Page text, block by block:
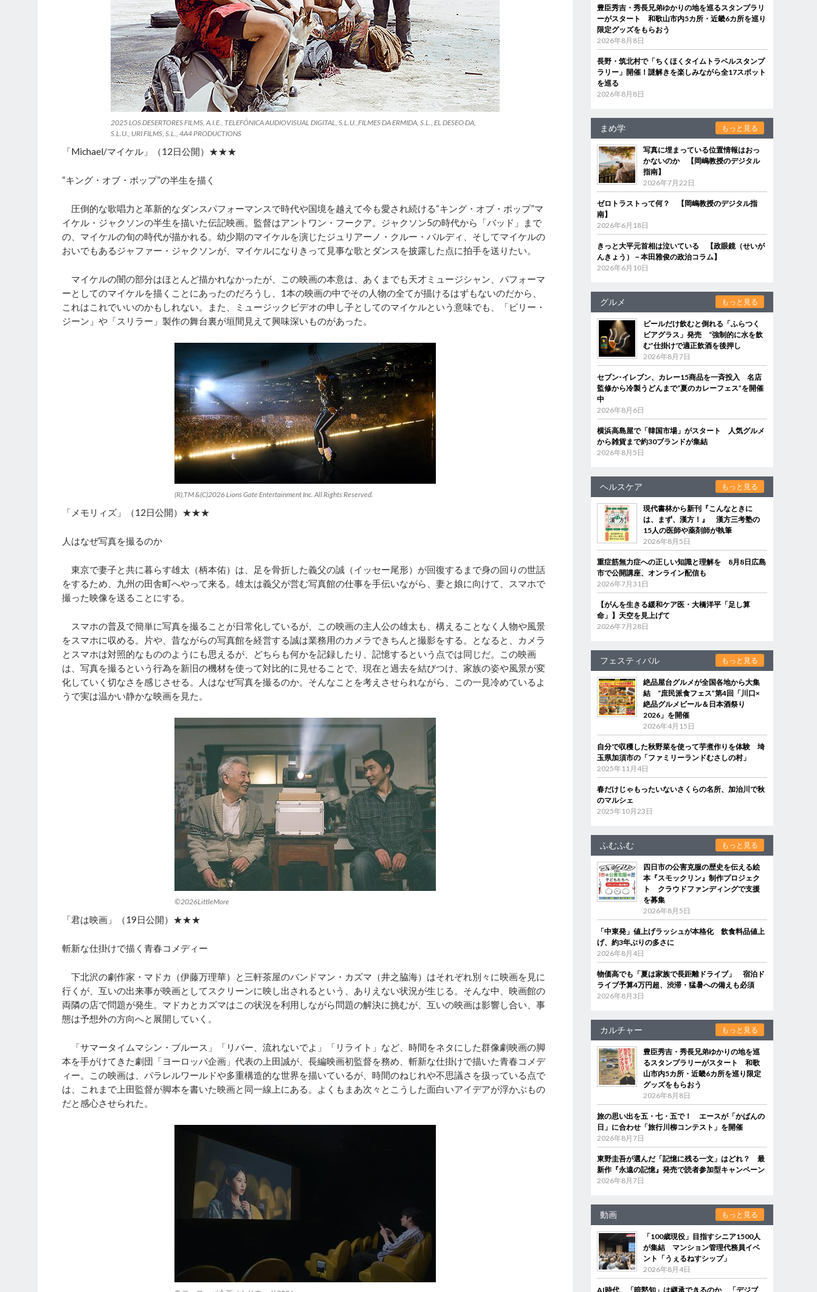
2025 LOS DESERTORES FILMS, A.I.E., TELEFÓNICA AUDIOVISUAL DIGITAL, S.L.U.,FILMES DA ERMIDA, S.L., EL DESEO DA,
S.L.U., URI FILMS, S.L., 4A4 PRODUCTIONS
「Michael/マイケル」（12日公開）★★★
“キング・オブ・ポップ”の半生を描く
圧倒的な歌唱力と革新的なダンスパフォーマンスで時代や国境を越えて今も愛され続ける“キング・オブ・ポップ”マ
イケル・ジャクソンの半生を描いた伝記映画。監督はアントワン・フークア。ジャクソン5の時代から「バッド」まで
の、マイケルの旬の時代が描かれる。幼少期のマイケルを演じたジュリアーノ・クルー・バルディ、そしてマイケルの
おいでもあるジャファー・ジャクソンが、マイケルになりきって見事な歌とダンスを披露した点に拍手を送りたい。
マイケルの闇の部分はほとんど描かれなかったが、この映画の本意は、あくまでも天才ミュージシャン、パフォーマ
ーとしてのマイケルを描くことにあったのだろうし、1本の映画の中でその人物の全てが描けるはずもないのだから、
これはこれでいいのかもしれない。また、ミュージックビデオの申し子としてのマイケルという意味でも、「ビリー・
ジーン」や「スリラー」製作の舞台裏が垣間見えて興味深いものがあった。
(R),TM &(C)2026 Lions Gate Entertainment Inc. All Rights Reserved.
「メモリィズ」（12日公開）★★★
人はなぜ写真を撮るのか
東京で妻子と共に暮らす雄太（柄本佑）は、足を骨折した義父の誠（イッセー尾形）が回復するまで身の回りの世話
をするため、九州の田舎町へやって来る。雄太は義父が営む写真館の仕事を手伝いながら、妻と娘に向けて、スマホで
撮った映像を送ることにする。
スマホの普及で簡単に写真を撮ることが日常化しているが、この映画の主人公の雄太も、構えることなく人物や風景
をスマホに収める。片や、昔ながらの写真館を経営する誠は業務用のカメラできちんと撮影をする。となると、カメラ
とスマホは対照的なもののようにも思えるが、どちらも何かを記録したり、記憶するという点では同じだ。この映画
は、写真を撮るという行為を新旧の機材を使って対比的に見せることで、現在と過去を結びつけ、家族の姿や風景が変
化していく切なさを感じさせる。人はなぜ写真を撮るのか。そんなことを考えさせられながら、この一見冷めているよ
うで実は温かい静かな映画を見た。
©2026LittleMore
「君は映画」（19日公開）★★★
斬新な仕掛けで描く青春コメディー
下北沢の劇作家・マドカ（伊藤万理華）と三軒茶屋のバンドマン・カズマ（井之脇海）はそれぞれ別々に映画を見に
行くが、互いの出来事が映画としてスクリーンに映し出されるという、ありえない状況が生じる。そんな中、映画館の
両隣の店で問題が発生。マドカとカズマはこの状況を利用しながら問題の解決に挑むが、互いの映画は影響し合い、事
態は予想外の方向へと展開していく。
「サマータイムマシン・ブルース」「リバー、流れないでよ」「リライト」など、時間をネタにした群像劇映画の脚
本を手がけてきた劇団「ヨーロッパ企画」代表の上田誠が、長編映画初監督を務め、斬新な仕掛けで描いた青春コメデ
ィー。この映画は、パラレルワールドや多重構造的な世界を描いているが、時間のねじれや不思議さを扱っている点で
は、これまで上田監督が脚本を書いた映画と同一線上にある。よくもまあ次々とこうした面白いアイデアが浮かぶもの
だと感心させられた。
豊臣秀吉・秀長兄弟ゆかりの地を巡るスタンプラリ
ーがスタート 和歌山市内5カ所・近畿6カ所を巡り
限定グッズをもらおう
2026年8月8日
長野・筑北村で「ちくほくタイムトラベルスタンプ
ラリー」開催！謎解きを楽しみながら全17スポット
を巡る
2026年8月8日
まめ学 もっと見る
写真に埋まっている位置情報はおっ
かないのか 【岡嶋教授のデジタル
指南】
2026年7月22日
ゼロトラストって何？ 【岡嶋教授のデジタル指
南】
2026年6月18日
きっと大平元首相は泣いている 【政眼鏡（せいが
んきょう）－本田雅俊の政治コラム】
2026年6月10日
グルメ もっと見る
ビールだけ飲むと倒れる「ふらつく
ビアグラス」発売 “強制的に水を飲
む”仕掛けで適正飲酒を後押し
2026年8月7日
セブン‐イレブン、カレー15商品を一斉投入 名店
監修から冷製うどんまで“夏のカレーフェス”を開催
中
2026年8月6日
横浜高島屋で「韓国市場」がスタート 人気グルメ
から雑貨まで約30ブランドが集結
2026年8月5日
ヘルスケア もっと見る
現代書林から新刊『こんなときに
は、まず、漢方！』 漢方三考塾の
15人の医師や薬剤師が執筆
2026年8月5日
重症筋無力症への正しい知識と理解を 8月8日広島
市で公開講座、オンライン配信も
2026年7月31日
【がんを生きる緩和ケア医・大橋洋平「足し算
命」】天空を見上げて
2026年7月28日
フェスティバル もっと見る
絶品屋台グルメが全国各地から大集
結 “庶民派食フェス”第4回「川口×
絶品グルメビール＆日本酒祭り
2026」を開催
2026年4月15日
自分で収穫した秋野菜を使って芋煮作りを体験 埼
玉県加須市の「ファミリーランドむさしの村」
2025年11月4日
春だけじゃもったいないさくらの名所、加治川で秋
のマルシェ
2025年10月23日
ふむふむ もっと見る
四日市の公害克服の歴史を伝える絵
本『スモックリン』制作プロジェク
ト クラウドファンディングで支援
を募集
2026年8月5日
「中東発」値上げラッシュが本格化 飲食料品値上
げ、約3年ぶりの多さに
2026年8月4日
物価高でも「夏は家族で長距離ドライブ」 宿泊ド
ライブ予算4万円超、渋滞・猛暑への備えも必須
2026年8月3日
カルチャー もっと見る
豊臣秀吉・秀長兄弟ゆかりの地を巡
るスタンプラリーがスタート 和歌
山市内5カ所・近畿6カ所を巡り限定
グッズをもらおう
2026年8月8日
旅の思い出を五・七・五で！ エースが「かばんの
日」に合わせ「旅行川柳コンテスト」を開催
2026年8月7日
東野圭吾が選んだ「記憶に残る一文」はどれ？ 最
新作『永遠の記憶』発売で読者参加型キャンペーン
2026年8月7日
動画 もっと見る
「100歳現役」目指すシニア1500人
が集結 マンション管理代務員イベ
ント「うぇるねすシップ」
2026年8月4日
AI時代、「暗黙知」は継承できるのか 「デジブ